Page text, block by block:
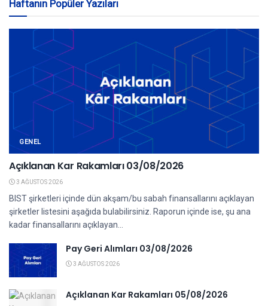
Haftanın Popüler Yazıları
GENEL
Açıklanan Kar Rakamları 03/08/2026
3 AĞUSTOS 2026
BIST şirketleri içinde dün akşam/bu sabah finansallarını açıklayan
şirketler listesini aşağıda bulabilirsiniz. Raporun içinde ise, şu ana
kadar finansallarını açıklayan...
Pay Geri Alımları 03/08/2026
3 AĞUSTOS 2026
Açıklanan Kar Rakamları 05/08/2026